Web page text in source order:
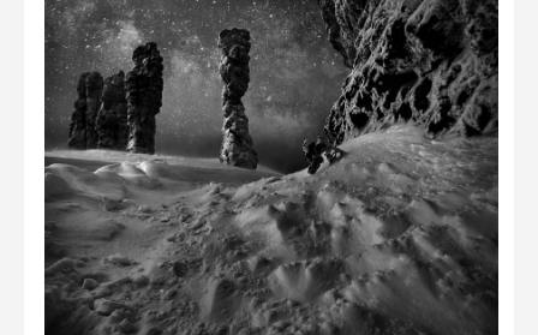
2023 kuvakilpailu lisä
Liikkuvat kuvat 2023
Hiite kuvavõistlus 2022
Hiite kuvavõistlus 2022 lisa
Liikkuvat kuvat 2022
Hiite kuvavõistlus 2021
Liikkuvat kuvat 2021
Hiite kuvavõistlus 2020